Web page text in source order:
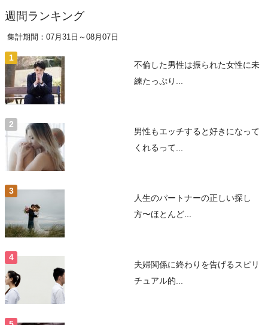
週間ランキング
集計期間：07月31日～08月07日
不倫した男性は振られた女性に未
練たっぷり...
男性もエッチすると好きになって
くれるって...
人生のパートナーの正しい探し
方〜ほとんど...
夫婦関係に終わりを告げるスピリ
チュアル的...